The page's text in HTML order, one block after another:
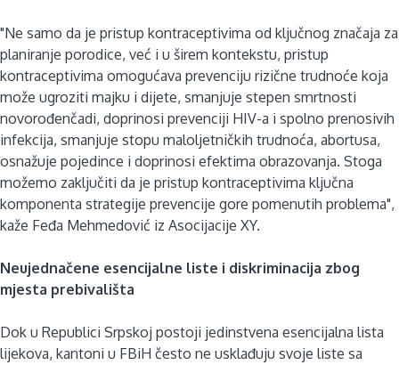
"Ne samo da je pristup kontraceptivima od ključnog značaja za
planiranje porodice, već i u širem kontekstu, pristup
kontraceptivima omogućava prevenciju rizične trudnoće koja
može ugroziti majku i dijete, smanjuje stepen smrtnosti
novorođenčadi, doprinosi prevenciji HIV-a i spolno prenosivih
infekcija, smanjuje stopu maloljetničkih trudnoća, abortusa,
osnažuje pojedince i doprinosi efektima obrazovanja. Stoga
možemo zaključiti da je pristup kontraceptivima ključna
komponenta strategije prevencije gore pomenutih problema",
kaže Feđa Mehmedović iz Asocijacije XY.
Neujednačene esencijalne liste i diskriminacija zbog
mjesta prebivališta
Dok u Republici Srpskoj postoji jedinstvena esencijalna lista
lijekova, kantoni u FBiH često ne usklađuju svoje liste sa